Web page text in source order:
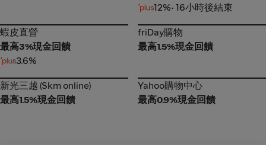
12%• 16小時後結束
蝦皮直營
蝦皮直營
最高3%現金回饋
3.6%
friDay購物
friDay購物
最高1.5%現金回饋
新光三越 (Skm online)
新光三越 (Skm online)
最高1.5%現金回饋
Yahoo購物中心
Yahoo購物中心
最高0.9%現金回饋